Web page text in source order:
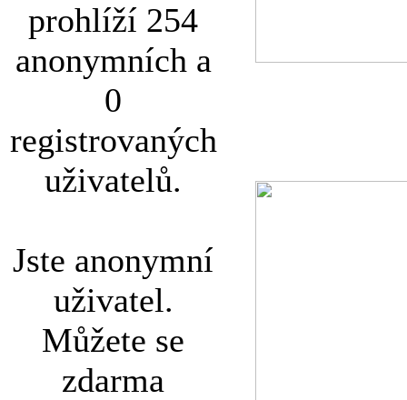
prohlíží 254
anonymních a
0
registrovaných
uživatelů.
Jste anonymní
uživatel.
Můžete se
zdarma